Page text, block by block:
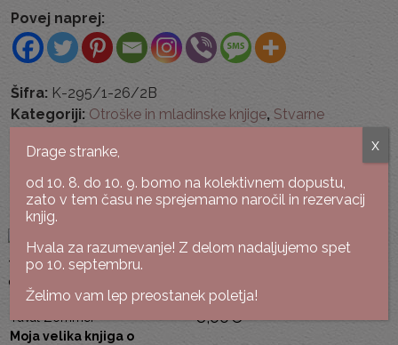
Povej naprej:
Šifra: K-295/1-26/2B
Kategoriji: Otroške in mladinske knjige, Stvarne
Podobne knjige
Yuval Zommer
Moja velika knjiga o
Partljič.doc
8,00€
Drage stranke,
od 10. 8. do 10. 9. bomo na kolektivnem dopustu,
zato v tem času ne sprejemamo naročil in rezervacij
knjig.
Hvala za razumevanje! Z delom nadaljujemo spet
po 10. septembru.
Želimo vam lep preostanek poletja!
x